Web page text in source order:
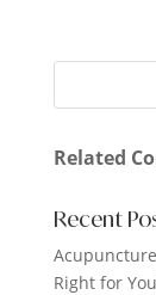
Related
Recent
Right for